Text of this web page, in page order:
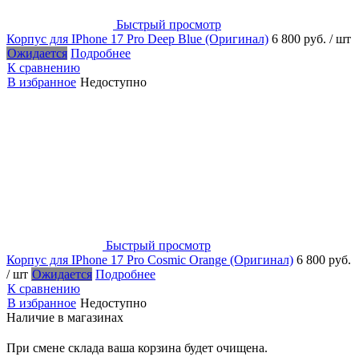
Быстрый просмотр
Корпус для IPhone 17 Pro Deep Blue (Оригинал) 6 800 руб. / шт
Ожидается Подробнее
К сравнению
В избранное Недоступно
Быстрый просмотр
Корпус для IPhone 17 Pro Cosmic Orange (Оригинал) 6 800 руб.
/ шт Ожидается Подробнее
К сравнению
В избранное Недоступно
Наличие в магазинах
При смене склада ваша корзина будет очищена.